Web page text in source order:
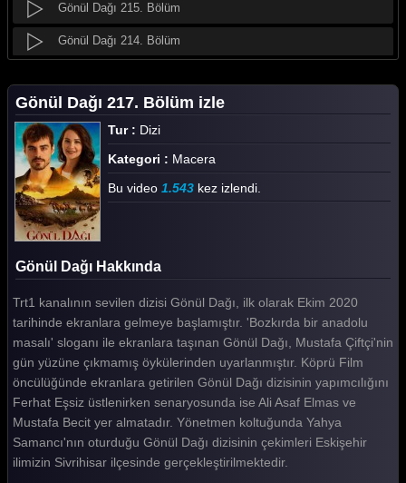
Gönül Dağı 215. Bölüm
Gönül Dağı 214. Bölüm
Gönül Dağı 212. Bölüm
Gönül Dağı 211. Bölüm
Gönül Dağı 210. Bölüm
Gönül Dağı 209. Bölüm
Gönül Dağı 208. Bölüm
Gönül Dağı 207. Bölüm
Gönül Dağı 206. Bölüm
Gönül Dağı 205. Bölüm
Gönül Dağı 204. Bölüm
Gönül Dağı 203. Bölüm
Gönül Dağı 202. Bölüm
Gönül Dağı 201. Bölüm
Gönül Dağı 217. Bölüm izle
Tur : Dizi
Kategori : Macera
Bu video 1.543 kez izlendi.
Gönül Dağı Hakkında
Trt1 kanalının sevilen dizisi Gönül Dağı, ilk olarak Ekim 2020
tarihinde ekranlara gelmeye başlamıştır. 'Bozkırda bir anadolu
masalı' sloganı ile ekranlara taşınan Gönül Dağı, Mustafa Çiftçi'nin
gün yüzüne çıkmamış öykülerinden uyarlanmıştır. Köprü Film
öncülüğünde ekranlara getirilen Gönül Dağı dizisinin yapımcılığını
Ferhat Eşsiz üstlenirken senaryosunda ise Ali Asaf Elmas ve
Mustafa Becit yer almatadır. Yönetmen koltuğunda Yahya
Samancı'nın oturduğu Gönül Dağı dizisinin çekimleri Eskişehir
ilimizin Sivrihisar ilçesinde gerçekleştirilmektedir.